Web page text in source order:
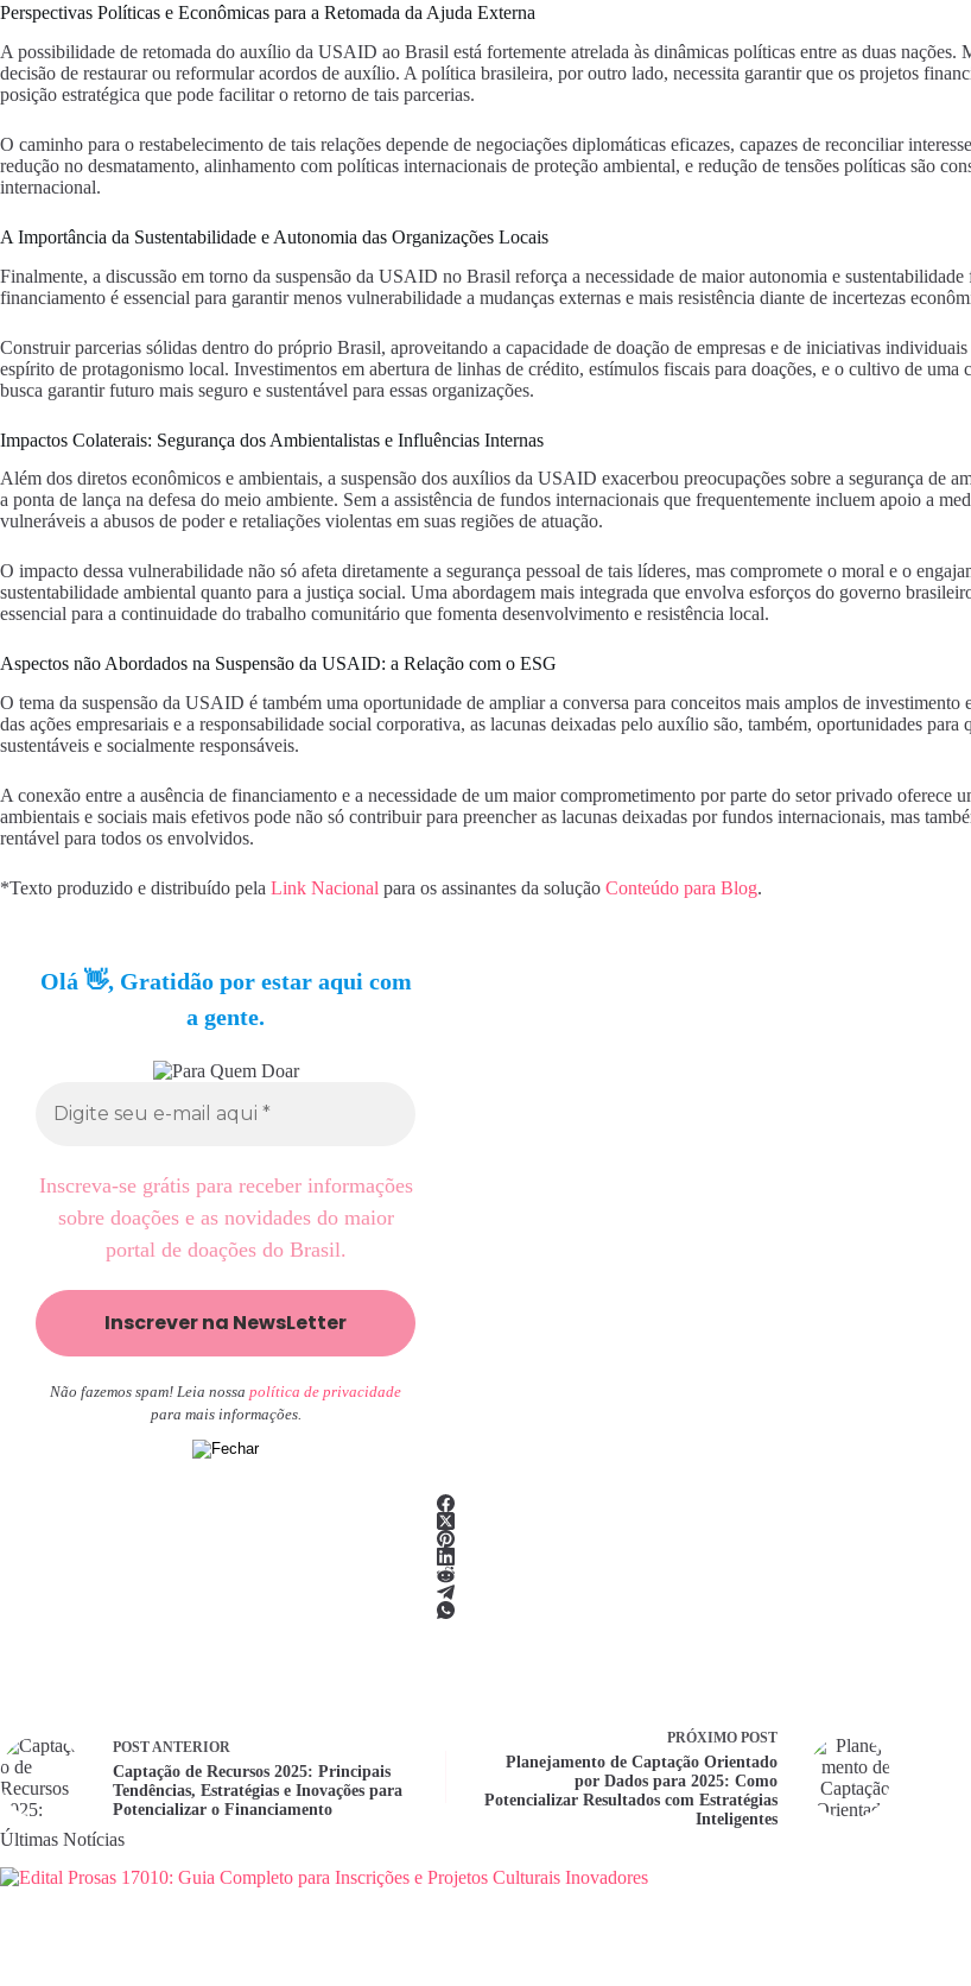
Perspectivas Políticas e Econômicas para a Retomada da Ajuda Externa
A possibilidade de retomada do auxílio da USAID ao Brasil está fortemente atrelada às dinâmicas políticas entre as duas
decisão de restaurar ou reformular acordos de auxílio. A política brasileira, por outro lado, necessita garantir que os projetos
posição estratégica que pode facilitar o retorno de tais parcerias.
O caminho para o restabelecimento de tais relações depende de negociações diplomáticas eficazes, capazes de reconciliar
redução no desmatamento, alinhamento com políticas internacionais de proteção ambiental, e redução de tensões políticas são
internacional.
A Importância da Sustentabilidade e Autonomia das Organizações Locais
Finalmente, a discussão em torno da suspensão da USAID no Brasil reforça a necessidade de maior autonomia e
financiamento é essencial para garantir menos vulnerabilidade a mudanças externas e mais resistência diante de incertezas
Construir parcerias sólidas dentro do próprio Brasil, aproveitando a capacidade de doação de empresas e de iniciativas
espírito de protagonismo local. Investimentos em abertura de linhas de crédito, estímulos fiscais para doações, e o cultivo de
busca garantir futuro mais seguro e sustentável para essas organizações.
Impactos Colaterais: Segurança dos Ambientalistas e Influências Internas
Além dos diretos econômicos e ambientais, a suspensão dos auxílios da USAID exacerbou preocupações sobre a segurança de
a ponta de lança na defesa do meio ambiente. Sem a assistência de fundos internacionais que frequentemente incluem apoio a
vulneráveis a abusos de poder e retaliações violentas em suas regiões de atuação.
O impacto dessa vulnerabilidade não só afeta diretamente a segurança pessoal de tais líderes, mas compromete o moral e o
sustentabilidade ambiental quanto para a justiça social. Uma abordagem mais integrada que envolva esforços do governo
essencial para a continuidade do trabalho comunitário que fomenta desenvolvimento e resistência local.
Aspectos não Abordados na Suspensão da USAID: a Relação com o ESG
O tema da suspensão da USAID é também uma oportunidade de ampliar a conversa para conceitos mais amplos de
das ações empresariais e a responsabilidade social corporativa, as lacunas deixadas pelo auxílio são, também, oportunidades
sustentáveis e socialmente responsáveis.
A conexão entre a ausência de financiamento e a necessidade de um maior comprometimento por parte do setor privado
ambientais e sociais mais efetivos pode não só contribuir para preencher as lacunas deixadas por fundos internacionais, mas
rentável para todos os envolvidos.
*Texto produzido e distribuído pela Link Nacional para os assinantes da solução Conteúdo para Blog.
Olá 👋, Gratidão por estar aqui com
a gente.
Inscreva-se grátis para receber informações
sobre doações e as novidades do maior
portal de doações do Brasil.
Não fazemos spam! Leia nossa política de privacidade
para mais informações.
POST ANTERIOR
Captação de Recursos 2025: Principais
Tendências, Estratégias e Inovações para
Potencializar o Financiamento
PRÓXIMO POST
Planejamento de Captação Orientado
por Dados para 2025: Como
Potencializar Resultados com Estratégias
Inteligentes
Últimas Notícias